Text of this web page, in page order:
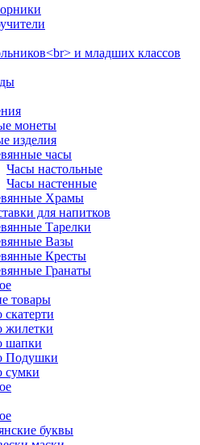
и младших классов
монеты
изделия
часы
Часы настольные
Часы настенные
Храмы
для напитков
Тарелки
Вазы
Кресты
Гранаты
товары
жилетки
шапки
Подушки
сумки
буквы